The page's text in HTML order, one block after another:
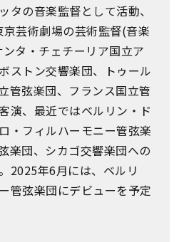
タの音楽監督として活動、
芸術劇場の芸術監督(音楽
タ・チェチーリア国立ア
ストン交響楽団、トゥール
管弦楽団、フランス国立管
演、最近ではベルリン・ド
・フィルハーモニー管弦楽
楽団、シカゴ交響楽団への
2025年6月には、ベルリ
管弦楽団にデビューを予定